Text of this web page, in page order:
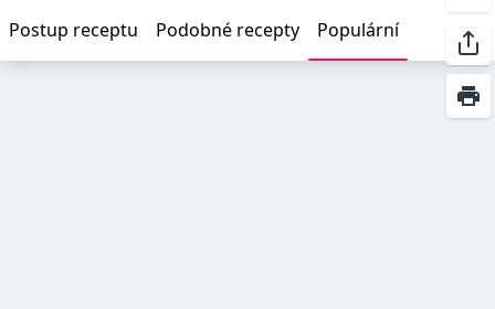
Postup receptu Podobné recepty Populární